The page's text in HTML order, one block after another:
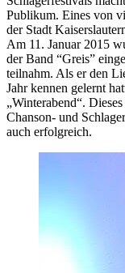
Publikum. Eines von
der Stadt
Am 11. Januar 2015
der Band “Greis”
teilnahm. Als er den
Jahr kennen gelernt
„Winterabend“.
Chanson- und
auch erfolgreich.